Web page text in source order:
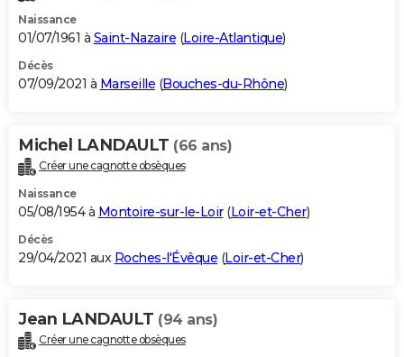
Naissance
01/07/1961 à Saint-Nazaire (Loire-Atlantique)
Décès
07/09/2021 à Marseille (Bouches-du-Rhône)
Michel LANDAULT (66 ans)
Créer une cagnotte obsèques
Naissance
05/08/1954 à Montoire-sur-le-Loir(Loir-et-Cher)
Décès
29/04/2021 aux Roches-l'Évêque (Loir-et-Cher)
Jean LANDAULT (94 ans)
Créer une cagnotte obsèques